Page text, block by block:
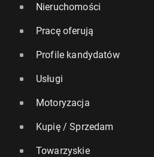
Nieruchomości
Pracę oferują
Profile kandydatów
Usługi
Motoryzacja
Kupię / Sprzedam
Towarzyskie